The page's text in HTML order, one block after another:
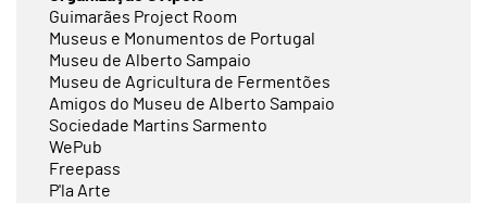
Guimarães Project Room
Museus e Monumentos de Portugal
Museu de Alberto Sampaio
Museu de Agricultura de Fermentões
Amigos do Museu de Alberto Sampaio
Sociedade Martins Sarmento
WePub
Freepass
P'la Arte